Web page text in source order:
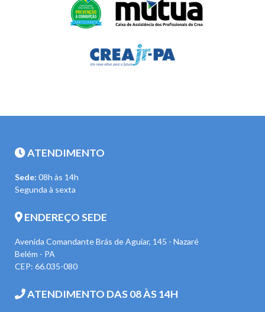
ATENDIMENTO
Sede: 08h às 14h
Segunda à sexta
ENDEREÇO SEDE
Avenida Comandante Brás de Aguiar, 145 - Nazaré
Belém - PA
CEP: 66.035-080
ATENDIMENTO DAS 08 ÀS 14H